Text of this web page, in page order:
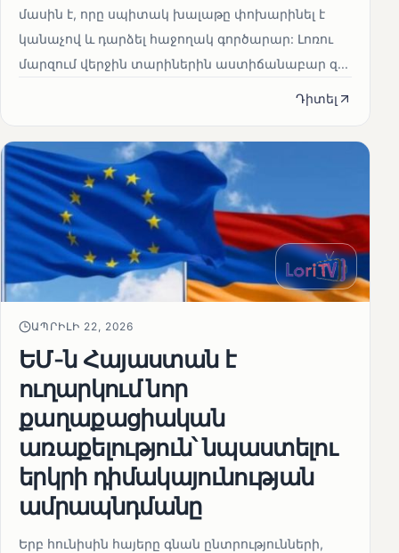
մասին է, որը սպիտակ խալաթը փոխարինել է
կանաչով և դարձել հաջողակ գործարար: Լոռու
մարզում վերջին տարիներին աստիճանաբար զ...
Դիտել
ԱՊՐԻԼԻ 22, 2026
ԵՄ-ն Հայաստան է
ուղարկում նոր
քաղաքացիական
առաքելություն՝ նպաստելու
երկրի դիմակայունության
ամրապնդմանը
Երբ հունիսին հայերը գնան ընտրությունների,